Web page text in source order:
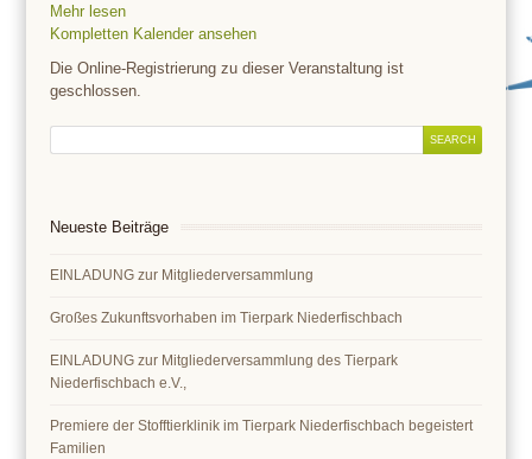
Mehr lesen
Kompletten Kalender ansehen
Die Online-Registrierung zu dieser Veranstaltung ist
geschlossen.
Neueste Beiträge
EINLADUNG zur Mitgliederversammlung
Großes Zukunftsvorhaben im Tierpark Niederfischbach
EINLADUNG zur Mitgliederversammlung des Tierpark
Niederfischbach e.V.,
Premiere der Stofftierklinik im Tierpark Niederfischbach begeistert
Familien